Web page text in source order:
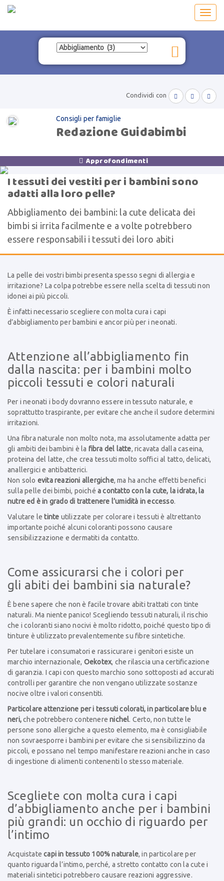
Condividi con   
Consigli per famiglie
Redazione Guidabimbi
 Approfondimenti
I tessuti dei vestiti per i bambini sono
adatti alla loro pelle?
Abbigliamento dei bambini: la cute delicata dei
bimbi si irrita facilmente e a volte potrebbero
essere responsabili i tessuti dei loro abiti
La pelle dei vostri bimbi presenta spesso segni di allergia e
irritazione? La colpa potrebbe essere nella scelta di tessuti non
idonei ai più piccoli.
È infatti necessario scegliere con molta cura i capi
d’abbigliamento per bambini e ancor più per i neonati.
Attenzione all’abbigliamento fin
dalla nascita: per i bambini molto
piccoli tessuti e colori naturali
Per i neonati i body dovranno essere in tessuto naturale, e
soprattutto traspirante, per evitare che anche il sudore determini
irritazioni.
Una fibra naturale non molto nota, ma assolutamente adatta per
gli ambiti dei bambini è la fibra del latte, ricavata dalla caseina,
proteina del latte, che crea tessuti molto soffici al tatto, delicati,
anallergici e antibatterici.
Non solo evita reazioni allergiche, ma ha anche effetti benefici
sulla pelle dei bimbi, poiché a contatto con la cute, la idrata, la
nutre ed è in grado di trattenere l’umidità in eccesso.
Valutare letinte utilizzate per colorare i tessuti è altrettanto
importante poiché alcuni coloranti possono causare
sensibilizzazione e dermatiti da contatto.
Come assicurarsi che i colori per
gli abiti dei bambini sia naturale?
È bene sapere che non è facile trovare abiti trattati con tinte
naturali. Ma niente panico! Scegliendo tessuti naturali, il rischio
che i coloranti siano nocivi è molto ridotto, poiché questo tipo di
tinture è utilizzato prevalentemente su fibre sintetiche.
Per tutelare i consumatori e rassicurare i genitori esiste un
marchio internazionale, Oekotex, che rilascia una certificazione
di garanzia. I capi con questo marchio sono sottoposti ad accurati
controlli per garantire che non vengano utilizzate sostanze
nocive oltre i valori consentiti.
Particolare attenzione per i tessuti colorati, in particolare blu e
neri,che potrebbero contenerenichel. Certo, non tutte le
persone sono allergiche a questo elemento, ma è consigliabile
non sovraesporre i bambini per evitare che si sensibilizzino da
piccoli, e possano nel tempo manifestare reazioni anche in caso
di ingestione di alimenti contenenti lo stesso materiale.
Scegliete con molta cura i capi
d’abbigliamento anche per i bambini
più grandi: un occhio di riguardo per
l’intimo
Acquistatecapi in tessuto 100% naturale, in particolare per
quanto riguarda l’intimo, perché, a stretto contatto con la cute i
materiali sintetici potrebbero causare reazioni aggressive.